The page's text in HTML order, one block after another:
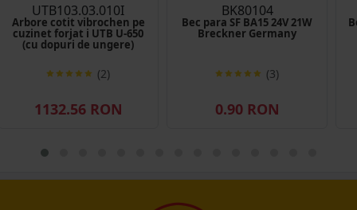
UTB103.03.010I
Arbore cotit vibrochen pe
cuzinet forjat i UTB U-650
(cu dopuri de ungere)
(2)
1132.56 RON
BK80104
Bec para SF BA15 24V 21W
Breckner Germany
(3)
0.90 RON